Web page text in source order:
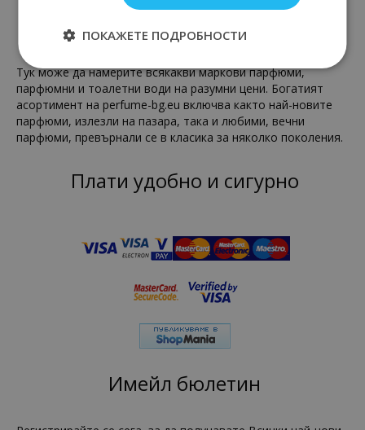
Тук може да намерите всякакви маркови парфюми,
парфюмни и тоалетни води на разумни цени. Богатият
асортимент на perfume-bg.eu включва както най-новите
парфюми, излезли на пазара, така и любими, вечни
парфюми, превърнали се в класика за няколко поколения.
Плати удобно и сигурно
Имейл бюлетин
ПОКАЖЕТЕ ПОДРОБНОСТИ